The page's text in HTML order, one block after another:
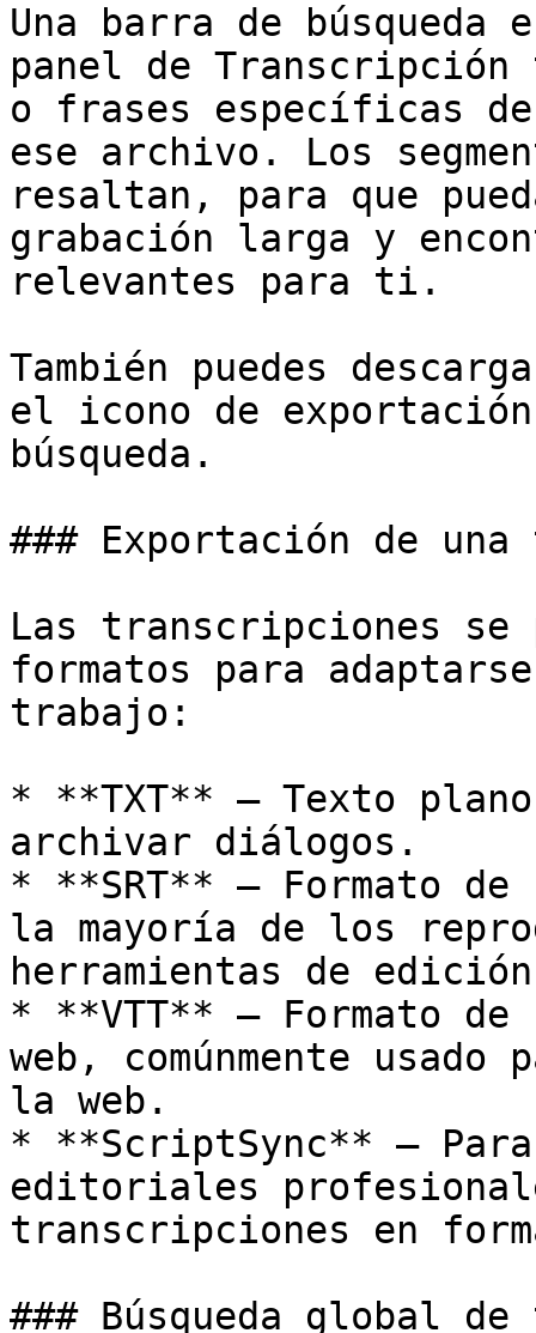
Una barra de
panel de
o frases específicas
ese archivo. Los
resaltan, para que
grabación larga y
relevantes para ti.
También puedes
el icono de
búsqueda.
### Exportación de
Las transcripciones se
formatos para
trabajo:
* **TXT** — Texto
archivar diálogos.
* **SRT** — Formato
la mayoría de los
herramientas de
* **VTT** — Formato
web, comúnmente
la web.
* **ScriptSync** —
editoriales
transcripciones en
### Búsqueda global